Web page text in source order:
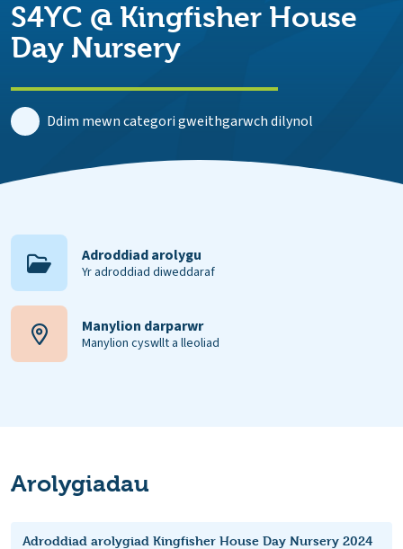
S4YC @ Kingfisher House
Day Nursery
Ddim mewn categori gweithgarwch dilynol
Adroddiad arolygu
Yr adroddiad diweddaraf
Manylion darparwr
Manylion cyswllt a lleoliad
Arolygiadau
Adroddiad arolygiad Kingfisher House Day Nursery 2024